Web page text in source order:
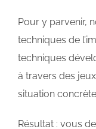
Pour y parvenir,
techniques de
techniques
à travers des
situation
Résultat : vous